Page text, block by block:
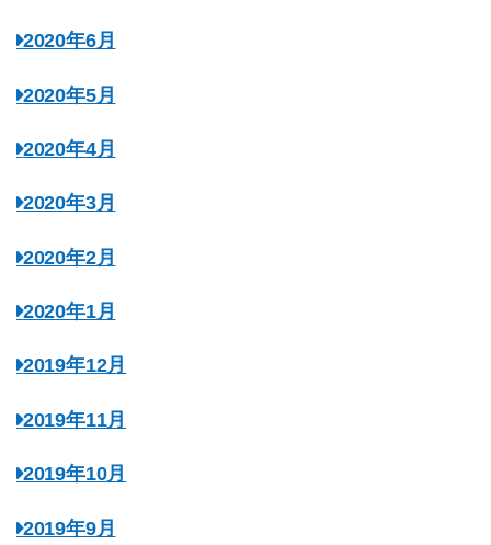
2020年6月
2020年5月
2020年4月
2020年3月
2020年2月
2020年1月
2019年12月
2019年11月
2019年10月
2019年9月